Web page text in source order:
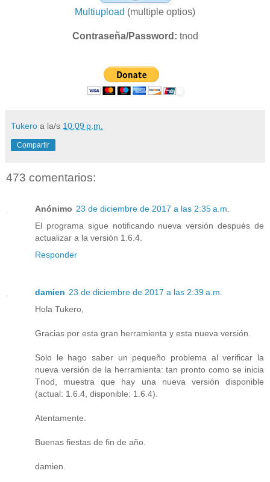
Multiupload (multiple optios)
Contraseña/Password: tnod
Tukero a la/s 10:09 p.m.
Compartir
473 comentarios:
Anónimo 23 de diciembre de 2017 a las 2:35 a.m.
El programa sigue notificando nueva versión después de
actualizar a la versión 1.6.4.
Responder
damien 23 de diciembre de 2017 a las 2:39 a.m.
Hola Tukero,
Gracias por esta gran herramienta y esta nueva versión.
Solo le hago saber un pequeño problema al verificar la
nueva versión de la herramienta: tan pronto como se inicia
Tnod, muestra que hay una nueva versión disponible
(actual: 1.6.4, disponible: 1.6.4).
Atentamente.
Buenas fiestas de fin de año.
damien.